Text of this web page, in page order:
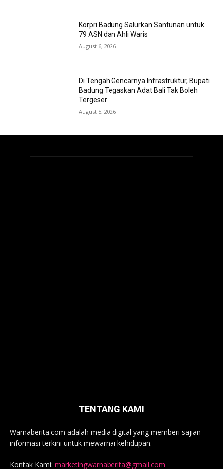
Korpri Badung Salurkan Santunan untuk
79 ASN dan Ahli Waris
August 6, 2026
Di Tengah Gencarnya Infrastruktur, Bupati
Badung Tegaskan Adat Bali Tak Boleh
Tergeser
August 5, 2026
TENTANG KAMI
Warnaberita.com adalah media digital yang memberi sajian
informasi terkini untuk mewarnai kehidupan.
Kontak Kami: marketingwarnaberita@gmail.com